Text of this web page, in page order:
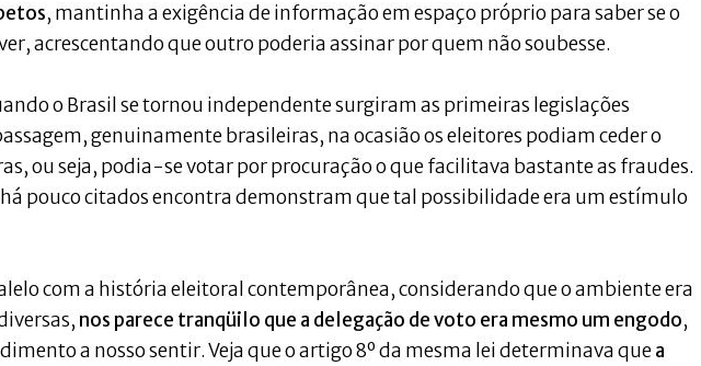
, mantinha a exigência de informação em espaço próprio para saber se o
acrescentando que outro poderia assinar por quem não soubesse.
o Brasil se tornou independente surgiram as primeiras legislações
genuinamente brasileiras, na ocasião os eleitores podiam ceder o
ou seja, podia-se votar por procuração o que facilitava bastante as fraudes.
pouco citados encontra demonstram que tal possibilidade era um estímulo
com a história eleitoral contemporânea, considerando que o ambiente era
nos parece tranqüilo que a delegação de voto era mesmo um engodo,
a nosso sentir. Veja que o artigo 8º da mesma lei determinava quea